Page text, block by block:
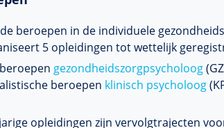
beroepen in de individuele
5 opleidingen tot wettelijk
gezondheidszorgpsycholoog
beroepen klinisch psycholoog
opleidingen zijn vervolgtrajecten